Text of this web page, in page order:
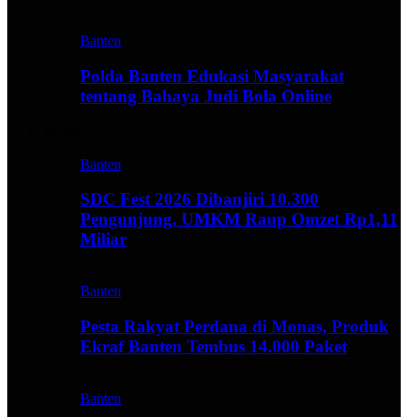
Banten
Polda Banten Edukasi Masyarakat
tentang Bahaya Judi Bola Online
Banten
SDC Fest 2026 Dibanjiri 10.300
Pengunjung, UMKM Raup Omzet Rp1,11
Miliar
Banten
Pesta Rakyat Perdana di Monas, Produk
Ekraf Banten Tembus 14.000 Paket
Banten